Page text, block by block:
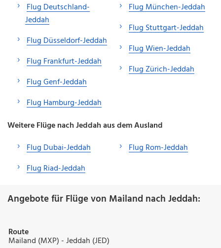
Flug Deutschland-
Jeddah
Flug Düsseldorf-Jeddah
Flug Frankfurt-Jeddah
Flug Genf-Jeddah
Flug Hamburg-Jeddah
Flug München-Jeddah
Flug Stuttgart-Jeddah
Flug Wien-Jeddah
Flug Zürich-Jeddah
Weitere Flüge nach Jeddah aus dem Ausland
Flug Dubai-Jeddah
Flug Riad-Jeddah
Flug Rom-Jeddah
Angebote für Flüge von Mailand nach Jeddah:
Route
Mailand (MXP) - Jeddah (JED)